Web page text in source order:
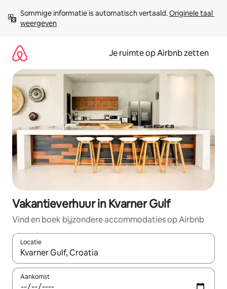
direct
naar
Sommige informatie is automatisch vertaald. Originele taal
weergeven
Je ruimte op Airbnb zetten
Vakantieverhuur in Kvarner Gulf
Vind en boek bijzondere accommodaties op Airbnb
Locatie
Wanneer er suggesties beschikbaar zijn, maak je een keuze
Aankomst